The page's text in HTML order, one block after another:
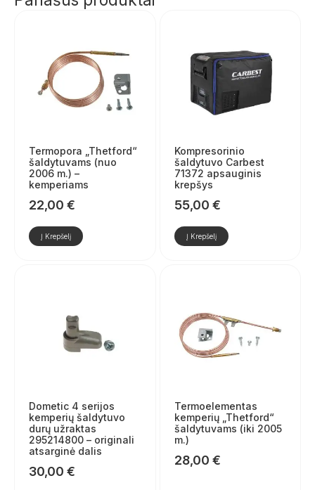
Termopora „Thetford“
šaldytuvams (nuo
2006 m.) –
kemperiams
22,00 €
Į Krepšelį
Kompresorinio
šaldytuvo Carbest
71372 apsauginis
krepšys
55,00 €
Į Krepšelį
Dometic 4 serijos
kemperių šaldytuvo
durų užraktas
295214800 – originali
atsarginė dalis
30,00 €
Termoelementas
kemperių „Thetford“
šaldytuvams (iki 2005
m.)
28,00 €